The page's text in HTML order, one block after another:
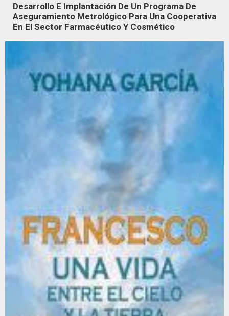
Desarrollo E Implantación De Un Programa De
Aseguramiento Metrológico Para Una Cooperativa
En El Sector Farmacéutico Y Cosmético